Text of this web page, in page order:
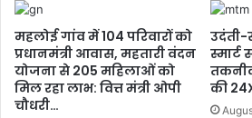
महलोई गांव में 104 परिवारों को
प्रधानमंत्री आवास, महतारी वंदन
योजना से 205 महिलाओं को
मिल रहा लाभ: वित्त मंत्री ओपी
चौधरी…
की